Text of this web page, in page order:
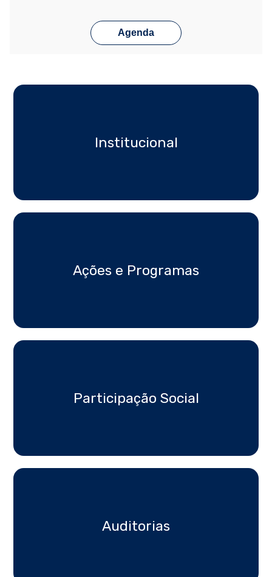
Agenda
Institucional
Ações e Programas
Participação Social
Auditorias